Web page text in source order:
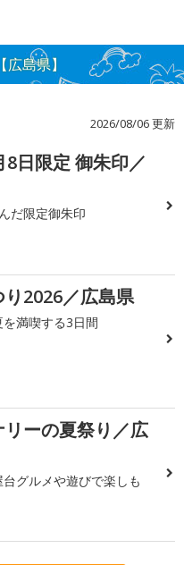
島県】
2026/08/06 更新
8日限定 御朱印／
だ限定御朱印
2026／広島県
満喫する3日間
ーの夏祭り／広
グルメや遊びで楽しも